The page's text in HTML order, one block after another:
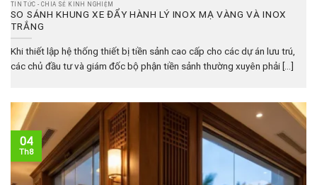
TIN TỨC - CHIA SẺ KINH NGHIỆM
SO SÁNH KHUNG XE ĐẨY HÀNH LÝ INOX MẠ VÀNG VÀ INOX
TRẮNG
Khi thiết lập hệ thống thiết bị tiền sảnh cao cấp cho các dự án lưu trú,
các chủ đầu tư và giám đốc bộ phận tiền sảnh thường xuyên phải [...]
04
Th8